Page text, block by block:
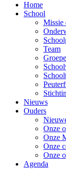
Home
School
Missie
Team
Nieuws
Ouders
Onze
Onze
Onze
Onze
Agenda